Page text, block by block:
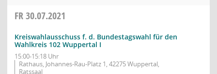
FR30.07.2021
Kreiswahlausschuss f. d. Bundestagswahl für den
Wahlkreis 102 Wuppertal I
15:00-15:18 Uhr
Rathaus, Johannes-Rau-Platz 1, 42275 Wuppertal,
Ratssaal